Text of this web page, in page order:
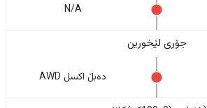
N/A
جۆری لێخورین
دەبڵ اکسل AWD